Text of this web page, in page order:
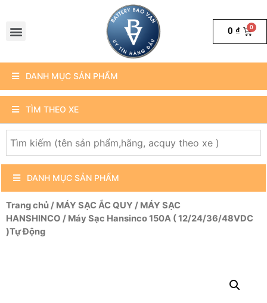
0 ₫
DANH MỤC SẢN PHẨM
TÌM THEO XE
DANH MỤC SẢN PHẨM
Trang chủ/ MÁY SẠC ẮC QUY / MÁY SẠC
HANSHINCO / Máy Sạc Hansinco 150A ( 12/24/36/48VDC
)Tự Động